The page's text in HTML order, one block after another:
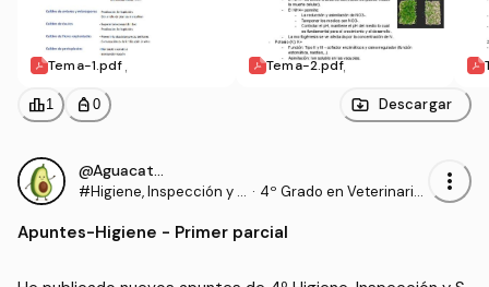
Tema-1.pdf Tema-2.pdf
leaderboard1 personal_bag 0 Descargar
@Aguacate_
#Higiene, Inspección y S · 4º Grado en Veterinaria
more_vert
Apuntes-Higiene - Primer parcial